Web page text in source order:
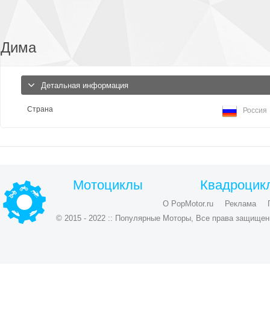
Дима
Детальная информация
Страна Россия
Мотоциклы
О PopMotor.ru Реклама
© 2015 - 2022 :: Популярные Моторы, Все права